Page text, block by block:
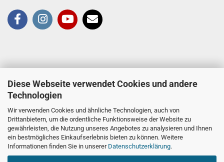
Diese Webseite verwendet Cookies und andere
Technologien
Wir verwenden Cookies und ähnliche Technologien, auch von
Drittanbietern, um die ordentliche Funktionsweise der Website zu
gewährleisten, die Nutzung unseres Angebotes zu analysieren und Ihnen
ein bestmögliches Einkaufserlebnis bieten zu können. Weitere
Informationen finden Sie in unserer Datenschutzerklärung.